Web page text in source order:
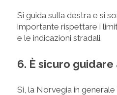
Si guida sulla destra e si
importante rispettare i
e le indicazioni stradali.
6. È sicuro
Si, la Norvegia in generale